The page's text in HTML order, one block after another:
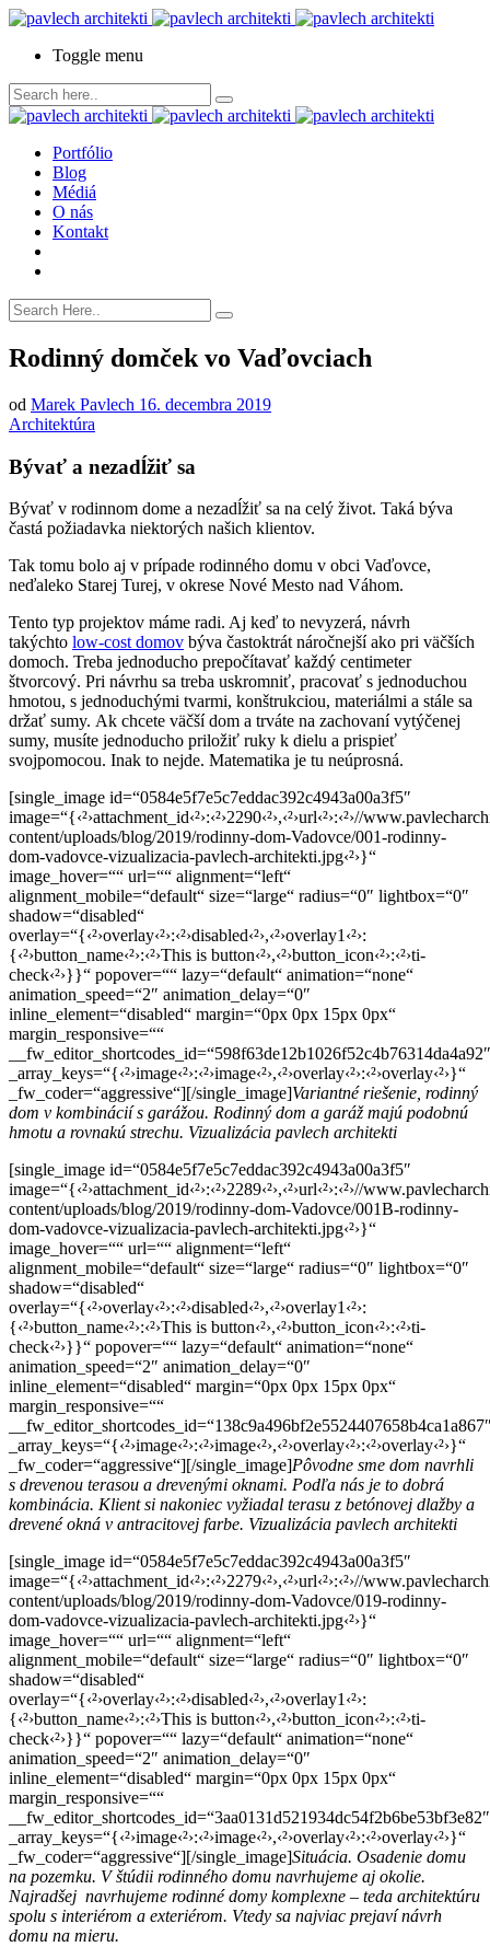
Toggle menu
Portfólio
Blog
Médiá
O nás
Kontakt
Rodinný domček vo Vaďovciach
od Marek Pavlech 16. decembra 2019
Architektúra
Bývať a nezadĺžiť sa
Bývať v rodinnom dome a nezadĺžiť sa na celý život. Taká býva
častá požiadavka niektorých našich klientov.
Tak tomu bolo aj v prípade rodinného domu v obci Vaďovce,
neďaleko Starej Turej, v okrese Nové Mesto nad Váhom.
Tento typ projektov máme radi. Aj keď to nevyzerá, návrh
takýchto low-cost domov býva častoktrát náročnejší ako pri väčších
domoch. Treba jednoducho prepočítavať každý centimeter
štvorcový. Pri návrhu sa treba uskromniť, pracovať s jednoduchou
hmotou, s jednoduchými tvarmi, konštrukciou, materiálmi a stále sa
držať sumy. Ak chcete väčší dom a trváte na zachovaní vytýčenej
sumy, musíte jednoducho priložiť ruky k dielu a prispieť
svojpomocou. Inak to nejde. Matematika je tu neúprosná.
[single_image id=“0584e5f7e5c7eddac392c4943a00a3f5″
image=“{‹²›attachment_id‹²›:‹²›2290‹²›,‹²›url‹²›:‹²›//
content/uploads/blog/2019/rodinny-dom-Vadovce/001-rodinny-
dom-vadovce-vizualizacia-pavlech-architekti.jpg‹²›}“
image_hover=““ url=““ alignment=“left“
alignment_mobile=“default“ size=“large“ radius=“0″ lightbox=“0″
shadow=“disabled“
overlay=“{‹²›overlay‹²›:‹²›disabled‹²›,‹²›overlay1‹²›:
{‹²›button_name‹²›:‹²›This is button‹²›,‹²›button_icon‹²›:‹²›ti-
check‹²›}}“ popover=““ lazy=“default“ animation=“none“
animation_speed=“2″ animation_delay=“0″
inline_element=“disabled“ margin=“0px 0px 15px 0px“
margin_responsive=““
__fw_editor_shortcodes_id=“598f63de12b1026f52c4b76314da4a92″
_array_keys=“{‹²›image‹²›:‹²›image‹²›,‹²›overlay‹²›:‹²›overlay‹²›}“
_fw_coder=“aggressive“][/single_image]Variantné riešenie, rodinný
dom v kombinácií s garážou. Rodinný dom a garáž majú podobnú
hmotu a rovnakú strechu. Vizualizácia pavlech architekti
[single_image id=“0584e5f7e5c7eddac392c4943a00a3f5″
image=“{‹²›attachment_id‹²›:‹²›2289‹²›,‹²›url‹²›:‹²›//
content/uploads/blog/2019/rodinny-dom-Vadovce/001B-rodinny-
dom-vadovce-vizualizacia-pavlech-architekti.jpg‹²›}“
image_hover=““ url=““ alignment=“left“
alignment_mobile=“default“ size=“large“ radius=“0″ lightbox=“0″
shadow=“disabled“
overlay=“{‹²›overlay‹²›:‹²›disabled‹²›,‹²›overlay1‹²›:
{‹²›button_name‹²›:‹²›This is button‹²›,‹²›button_icon‹²›:‹²›ti-
check‹²›}}“ popover=““ lazy=“default“ animation=“none“
animation_speed=“2″ animation_delay=“0″
inline_element=“disabled“ margin=“0px 0px 15px 0px“
margin_responsive=““
_array_keys=“{‹²›image‹²›:‹²›image‹²›,‹²›overlay‹²›:‹²›overlay‹²›}“
_fw_coder=“aggressive“][/single_image]Pôvodne sme dom navrhli
s drevenou terasou a drevenými oknami. Podľa nás je to dobrá
kombinácia. Klient si nakoniec vyžiadal terasu z betónovej dlažby a
drevené okná v antracitovej farbe. Vizualizácia pavlech architekti
[single_image id=“0584e5f7e5c7eddac392c4943a00a3f5″
image=“{‹²›attachment_id‹²›:‹²›2279‹²›,‹²›url‹²›:‹²›//
content/uploads/blog/2019/rodinny-dom-Vadovce/019-rodinny-
dom-vadovce-vizualizacia-pavlech-architekti.jpg‹²›}“
image_hover=““ url=““ alignment=“left“
alignment_mobile=“default“ size=“large“ radius=“0″ lightbox=“0″
shadow=“disabled“
overlay=“{‹²›overlay‹²›:‹²›disabled‹²›,‹²›overlay1‹²›:
{‹²›button_name‹²›:‹²›This is button‹²›,‹²›button_icon‹²›:‹²›ti-
check‹²›}}“ popover=““ lazy=“default“ animation=“none“
animation_speed=“2″ animation_delay=“0″
inline_element=“disabled“ margin=“0px 0px 15px 0px“
margin_responsive=““
__fw_editor_shortcodes_id=“3aa0131d521934dc54f2b6be53bf3e82″
_array_keys=“{‹²›image‹²›:‹²›image‹²›,‹²›overlay‹²›:‹²›overlay‹²›}“
_fw_coder=“aggressive“][/single_image]Situácia. Osadenie domu
na pozemku. V štúdii rodinného domu navrhujeme aj okolie.
Najradšej navrhujeme rodinné domy komplexne – teda architektúru
spolu s interiérom a exteriérom. Vtedy sa najviac prejaví návrh
domu na mieru.